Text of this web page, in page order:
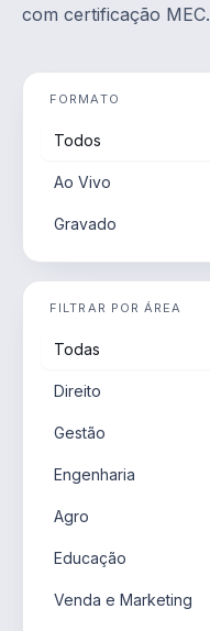
com certificação MEC.
FORMATO
Todos
Ao Vivo
Gravado
FILTRAR POR ÁREA
Todas
Direito
Gestão
Engenharia
Agro
Educação
Venda e Marketing